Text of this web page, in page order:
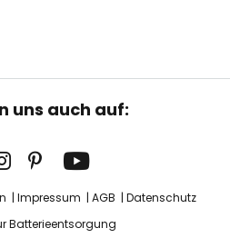
uns auch auf:
Impressum AGB
Datenschutz
Batterieentsorgung